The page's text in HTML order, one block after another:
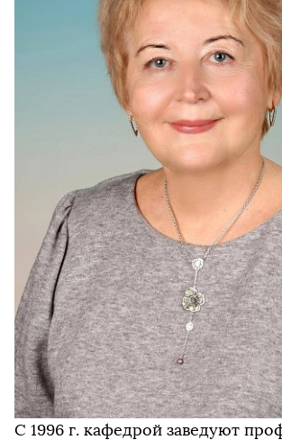
С 1996 г. кафедрой заведуют